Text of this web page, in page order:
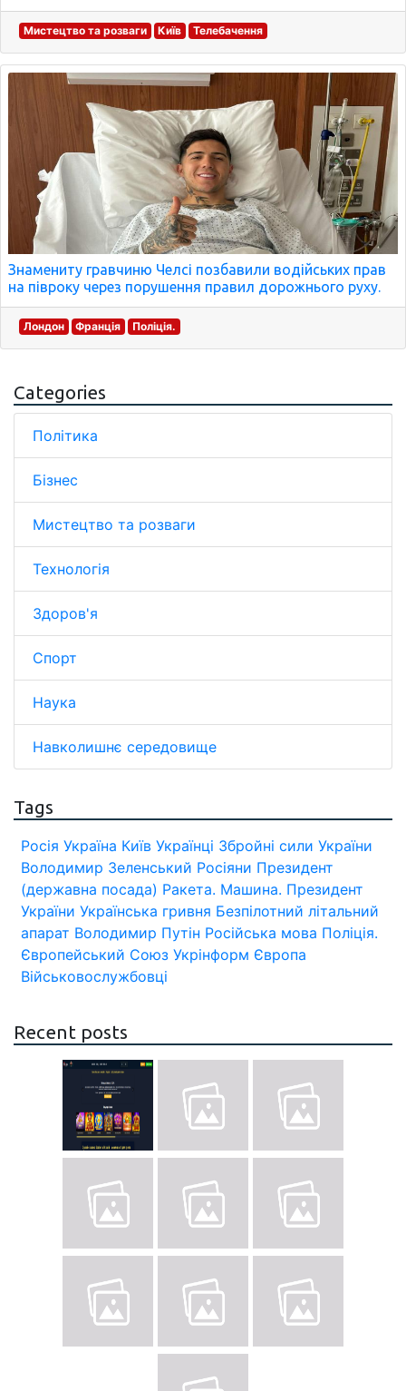
Мистецтво та розваги Київ Телебачення
Знамениту гравчиню Челсі позбавили водійських прав
на півроку через порушення правил дорожнього руху.
Лондон Франція Поліція.
Categories
Політика
Бізнес
Мистецтво та розваги
Технологія
Здоров'я
Спорт
Наука
Навколишнє середовище
Tags
Росія Україна Київ Українці Збройні сили України
Володимир Зеленський Росіяни Президент
(державна посада) Ракета. Машина. Президент
України Українська гривня Безпілотний літальний
апарат Володимир Путін Російська мова Поліція.
Європейський Союз Укрінформ Європа
Військовослужбовці
Recent posts